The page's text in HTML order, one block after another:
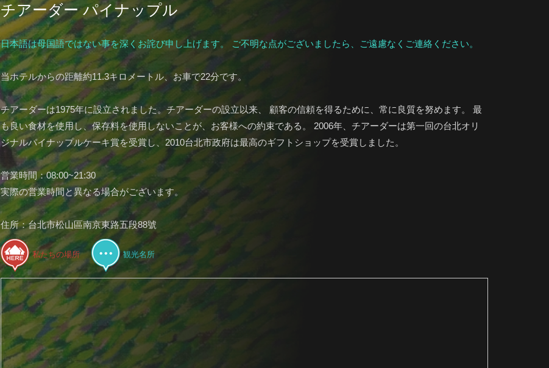
チアーダー パイナップル
日本語は母国語ではない事を深くお詫び申し上げます。 ご不明な点がございましたら、ご遠慮なくご連絡ください。
当ホテルからの距離約11.3キロメートル、お車で22分です。
チアーダーは1975年に設立されました。チアーダーの設立以来、 顧客の信頼を得るために、常に良質を努めます。 最
も良い食材を使用し、保存料を使用しないことが、お客様への約束である。 2006年、チアーダーは第一回の台北オリ
ジナルパイナップルケーキ賞を受賞し、2010台北市政府は最高のギフトショップを受賞しました。
営業時間：08:00~21:30
実際の営業時間と異なる場合がございます。
住所：台北市松山區南京東路五段88號
私たちの場所 観光名所